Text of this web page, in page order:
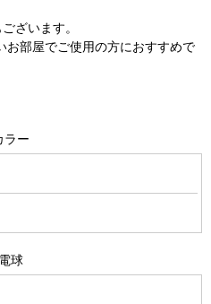
ざいます。
お部屋でご使用の方におすすめで
ラー
電球